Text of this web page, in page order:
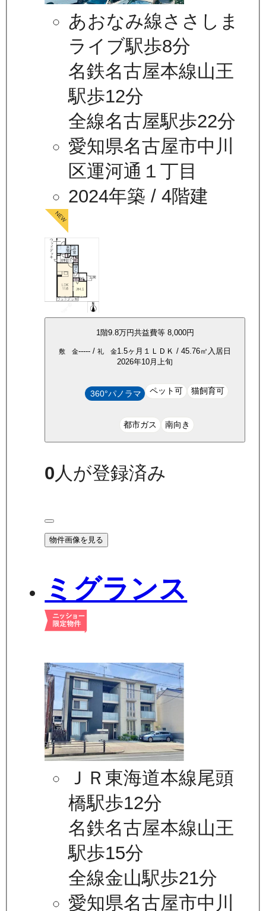
あおなみ線ささしま
ライブ駅歩8分
名鉄名古屋本線山王
駅歩12分
全線名古屋駅歩22分
愛知県名古屋市中川
区運河通１丁目
2024年築 / 4階建
1階9.8万円共益費等 8,000円
敷 金----- / 礼 金1.5ヶ月 １ＬＤＫ / 45.76㎡ 入居日
2026年10月上旬
360°パノラマ ペット可 猫飼育可
都市ガス 南向き
0 人が登録済み
物件画像を見る
ミグランス
ＪＲ東海道本線尾頭
橋駅歩12分
名鉄名古屋本線山王
駅歩15分
全線金山駅歩21分
愛知県名古屋市中川